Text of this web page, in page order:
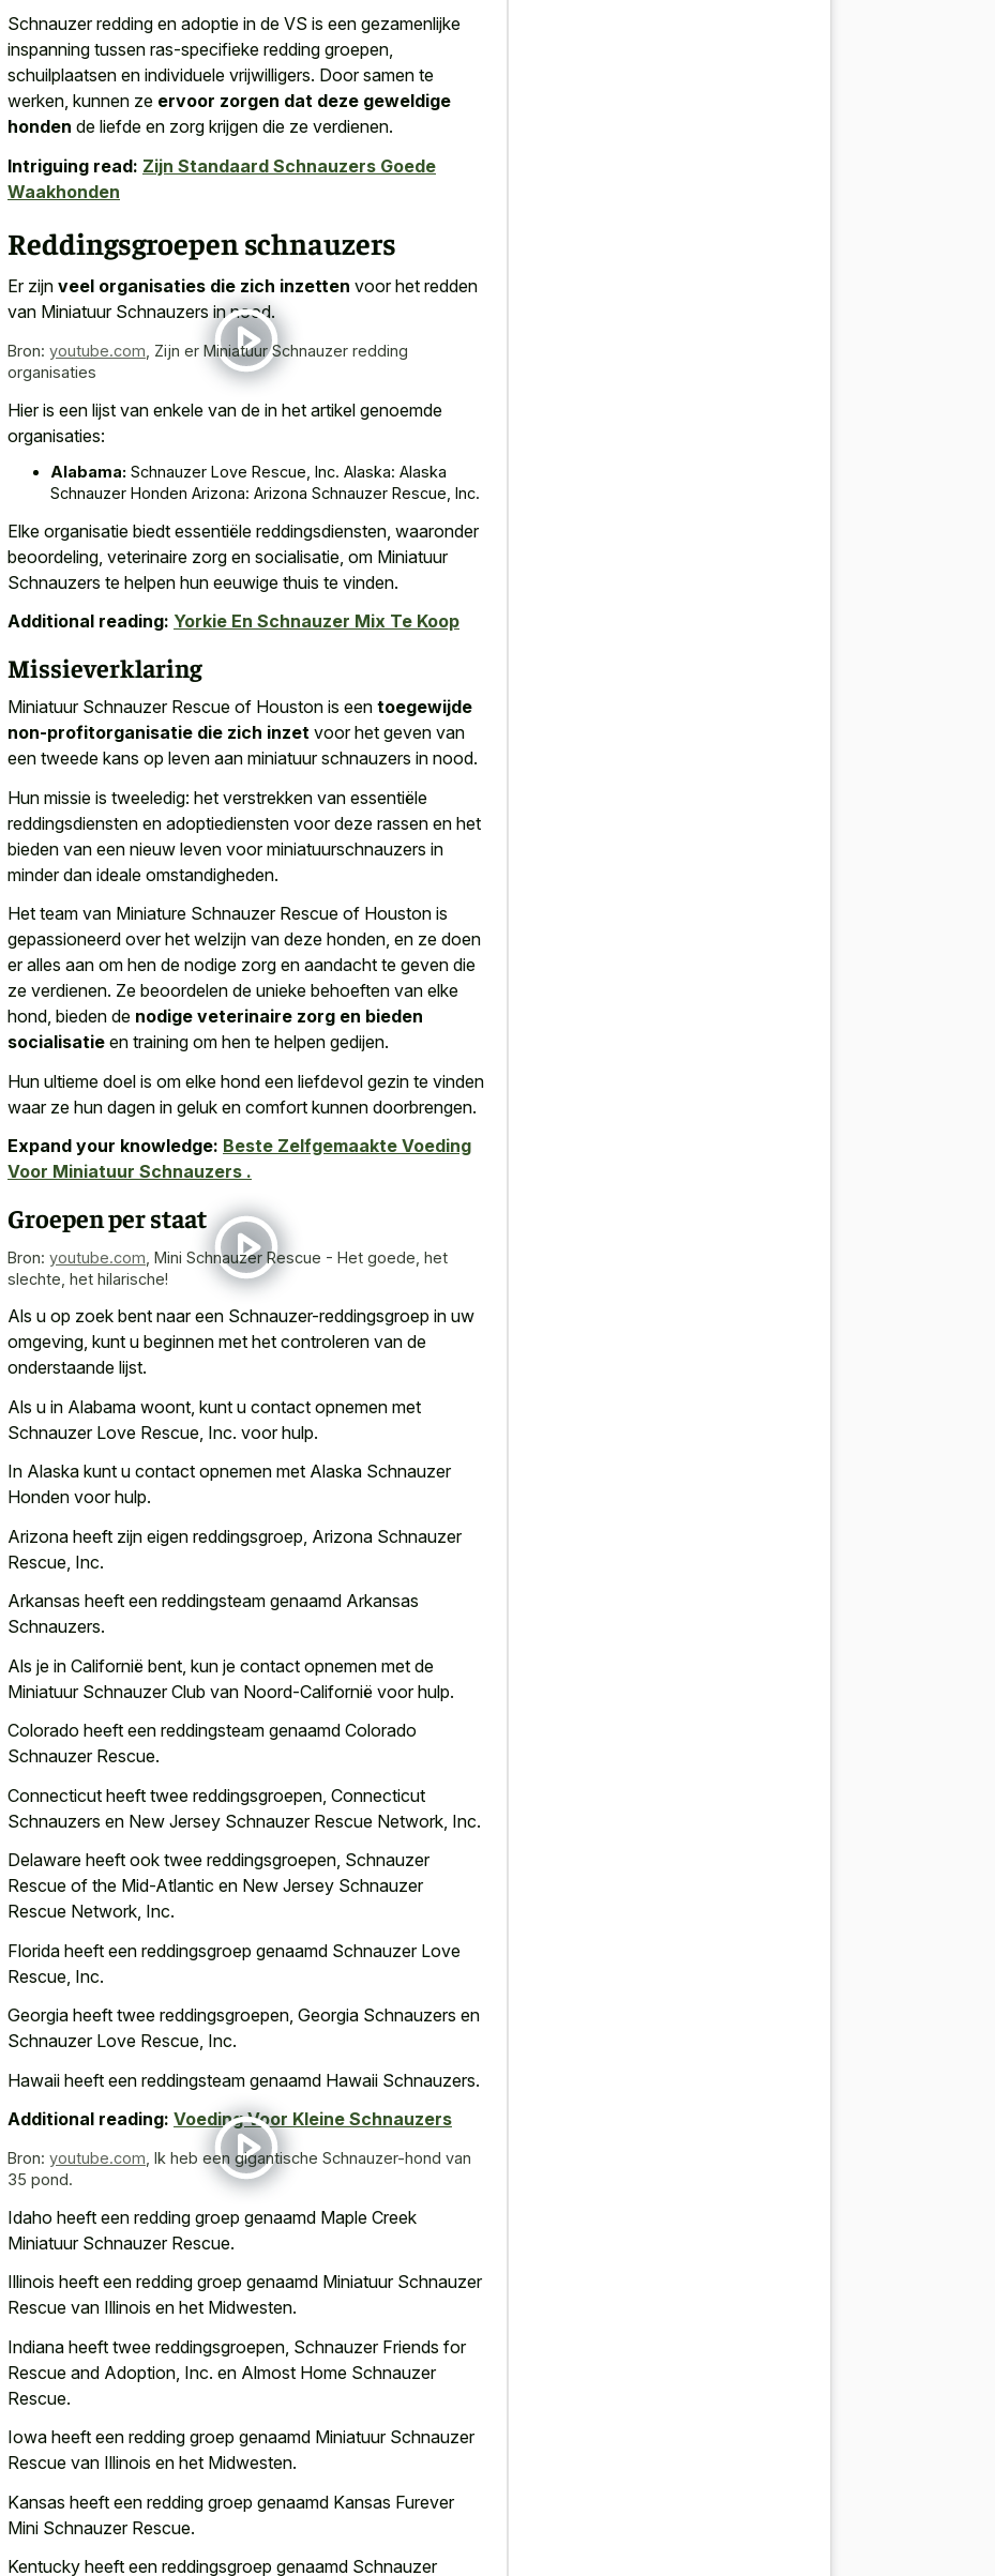
Schnauzer redding en adoptie in de VS is een gezamenlijke
inspanning tussen ras-specifieke redding groepen,
schuilplaatsen en individuele vrijwilligers. Door samen te
werken, kunnen ze ervoor zorgen dat deze geweldige
honden de liefde en zorg krijgen die ze verdienen.
Intriguing read: Zijn Standaard Schnauzers Goede
Waakhonden
Reddingsgroepen schnauzers
Er zijn veel organisaties die zich inzetten voor het redden
van Miniatuur Schnauzers in nood.
Bron: youtube.com Zijn er Miniatuur Schnauzer redding
organisaties
Hier is een lijst van enkele van de in het artikel genoemde
organisaties:
Alabama: Schnauzer Love Rescue, Inc. Alaska: Alaska
Schnauzer Honden Arizona: Arizona Schnauzer Rescue, Inc.
Elke organisatie biedt essentiële reddingsdiensten, waaronder
beoordeling, veterinaire zorg en socialisatie, om Miniatuur
Schnauzers te helpen hun eeuwige thuis te vinden.
Additional reading: Yorkie En Schnauzer Mix Te Koop
Missieverklaring
Miniatuur Schnauzer Rescue of Houston is een toegewijde
non-profitorganisatie die zich inzet voor het geven van
een tweede kans op leven aan miniatuur schnauzers in nood.
Hun missie is tweeledig: het verstrekken van essentiële
reddingsdiensten en adoptiediensten voor deze rassen en het
bieden van een nieuw leven voor miniatuurschnauzers in
minder dan ideale omstandigheden.
Het team van Miniature Schnauzer Rescue of Houston is
gepassioneerd over het welzijn van deze honden, en ze doen
er alles aan om hen de nodige zorg en aandacht te geven die
ze verdienen. Ze beoordelen de unieke behoeften van elke
hond, bieden de nodige veterinaire zorg en bieden
socialisatie en training om hen te helpen gedijen.
Hun ultieme doel is om elke hond een liefdevol gezin te vinden
waar ze hun dagen in geluk en comfort kunnen doorbrengen.
Expand your knowledge: Beste Zelfgemaakte Voeding
Voor Miniatuur Schnauzers .
Groepen per staat
Bron: youtube.com Mini Schnauzer Rescue - Het goede, het
slechte, het hilarische!
Als u op zoek bent naar een Schnauzer-reddingsgroep in uw
omgeving, kunt u beginnen met het controleren van de
onderstaande lijst.
Als u in Alabama woont, kunt u contact opnemen met
Schnauzer Love Rescue, Inc. voor hulp.
In Alaska kunt u contact opnemen met Alaska Schnauzer
Honden voor hulp.
Arizona heeft zijn eigen reddingsgroep, Arizona Schnauzer
Rescue, Inc.
Arkansas heeft een reddingsteam genaamd Arkansas
Schnauzers.
Als je in Californië bent, kun je contact opnemen met de
Miniatuur Schnauzer Club van Noord-Californië voor hulp.
Colorado heeft een reddingsteam genaamd Colorado
Schnauzer Rescue.
Connecticut heeft twee reddingsgroepen, Connecticut
Schnauzers en New Jersey Schnauzer Rescue Network, Inc.
Delaware heeft ook twee reddingsgroepen, Schnauzer
Rescue of the Mid-Atlantic en New Jersey Schnauzer
Rescue Network, Inc.
Florida heeft een reddingsgroep genaamd Schnauzer Love
Rescue, Inc.
Georgia heeft twee reddingsgroepen, Georgia Schnauzers en
Schnauzer Love Rescue, Inc.
Hawaii heeft een reddingsteam genaamd Hawaii Schnauzers.
Additional reading: Voeding Voor Kleine Schnauzers
Bron: youtube.com Ik heb een gigantische Schnauzer-hond van
35 pond.
Idaho heeft een redding groep genaamd Maple Creek
Miniatuur Schnauzer Rescue.
Illinois heeft een redding groep genaamd Miniatuur Schnauzer
Rescue van Illinois en het Midwesten.
Indiana heeft twee reddingsgroepen, Schnauzer Friends for
Rescue and Adoption, Inc. en Almost Home Schnauzer
Rescue.
Iowa heeft een redding groep genaamd Miniatuur Schnauzer
Rescue van Illinois en het Midwesten.
Kansas heeft een redding groep genaamd Kansas Furever
Mini Schnauzer Rescue.
Kentucky heeft een reddingsgroep genaamd Schnauzer